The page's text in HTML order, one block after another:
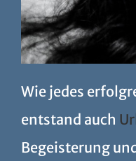
Wie jedes
entstand auch
Begeisterung